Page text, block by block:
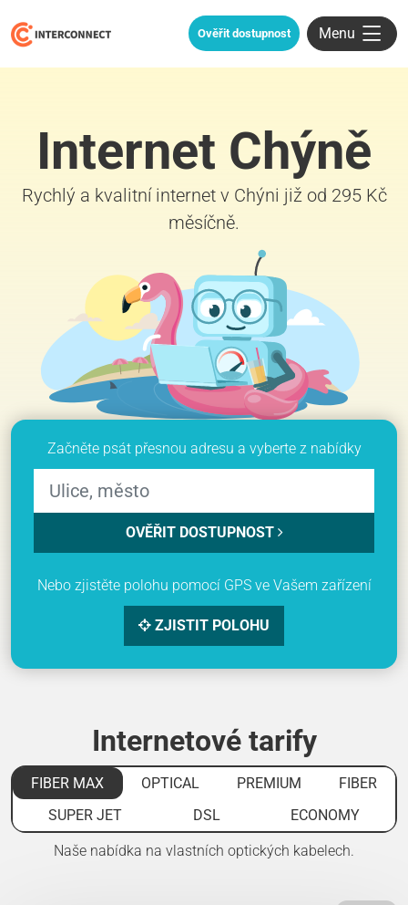
Ověřit dostupnost Menu
Internet Chýně
Rychlý a kvalitní internet v Chýni již od 295 Kč
měsíčně.
Začněte psát přesnou adresu a vyberte z nabídky
OVĚŘIT DOSTUPNOST
Nebo zjistěte polohu pomocí GPS ve Vašem zařízení
ZJISTIT POLOHU
Internetové tarify
FIBER MAX OPTICAL PREMIUM
FIBER
SUPER JET
DSL ECONOMY
Naše nabídka na vlastních optických kabelech.